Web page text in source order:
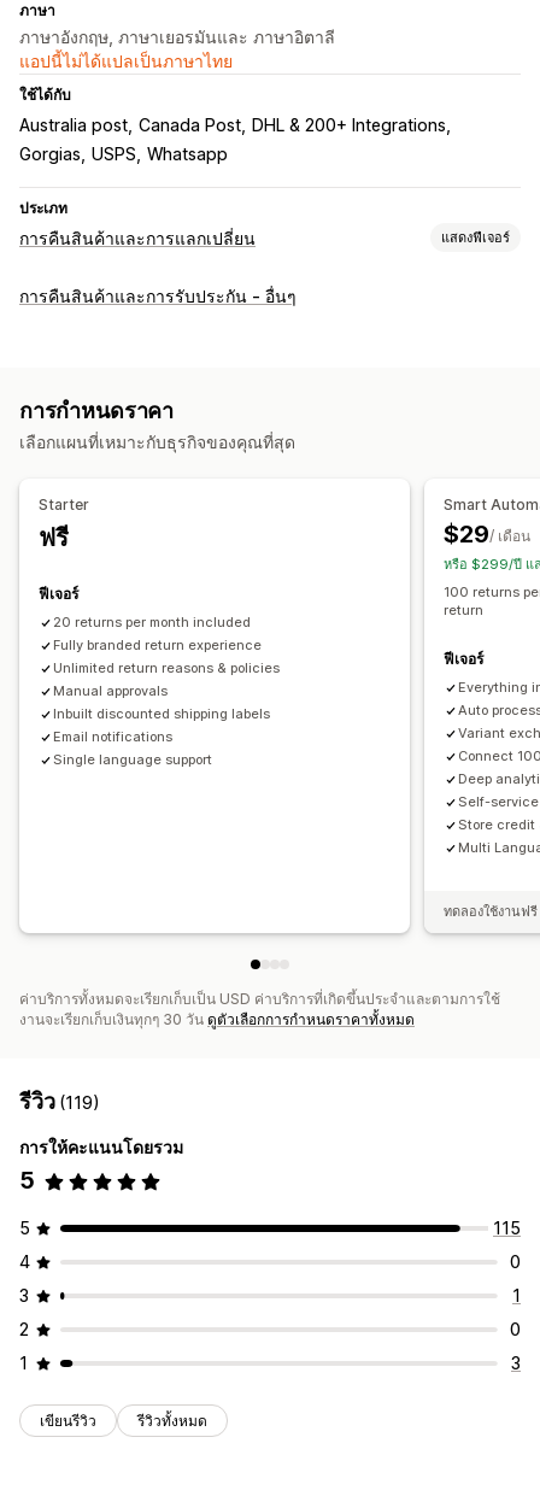
ภาษา
ภาษาอังกฤษ, ภาษาเยอรมันและ ภาษาอิตาลี
แอปนี้ไม่ได้แปลเป็นภาษาไทย
ใช้ได้กับ
Australia post Canada Post
DHL & 200+ Integrations
Gorgias USPS Whatsapp
ประเภท
การคืนสินค้าและการแลกเปลี่ยน แสดงฟีเจอร์
ตัวเลือกการคืนสินค้า
การจัดการคืนสินค้า
สินค้าที่ไม่สามารถคืนได้
เหตุผลในการคืนสินค้า
ใบจ่าหน้าสำหรับการจัดส่ง
การแจ้งเตือนทางอีเมล
การจัดการคืนเงิน อัปเดตสต็อกสินค้า
การคืนสินค้าและการรับประกัน - อื่นๆ
การกำหนดราคา
เลือกแผนที่เหมาะกับธุรกิจของคุณที่สุด
Starter
ฟรี
ฟีเจอร์
20 returns per month included
Fully branded return experience
Unlimited return reasons & policies
Manual approvals
Inbuilt discounted shipping labels
Email notifications
Single language support
Smart
$29/ เดือน
หรือ $299/ปี แ
100 returns
return
ฟีเจอร์
Everything
Auto
Variant
Connect
Deep
Self-
Store credit
Multi
ทดลองใช้งานฟ
ค่าบริการทั้งหมดจะเรียกเก็บเป็น USD ค่าบริการที่เกิดขึ้นประจำและตามการใช้
งานจะเรียกเก็บเงินทุกๆ 30 วัน ดูตัวเลือกการกำหนดราคาทั้งหมด
รีวิว (119)
การให้คะแนนโดยรวม
5
5
115
4
0
3
1
2
0
1
3
เขียนรีวิว รีวิวทั้งหมด